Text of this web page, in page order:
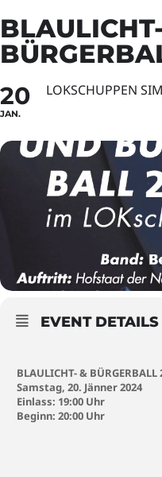
20
JAN.
LOKSCHUPPEN
EVENT DETAILS
BLAULICHT- & BÜRGERBALL
Samstag, 20. Jänner 2024
Einlass: 19:00 Uhr
Beginn: 20:00 Uhr